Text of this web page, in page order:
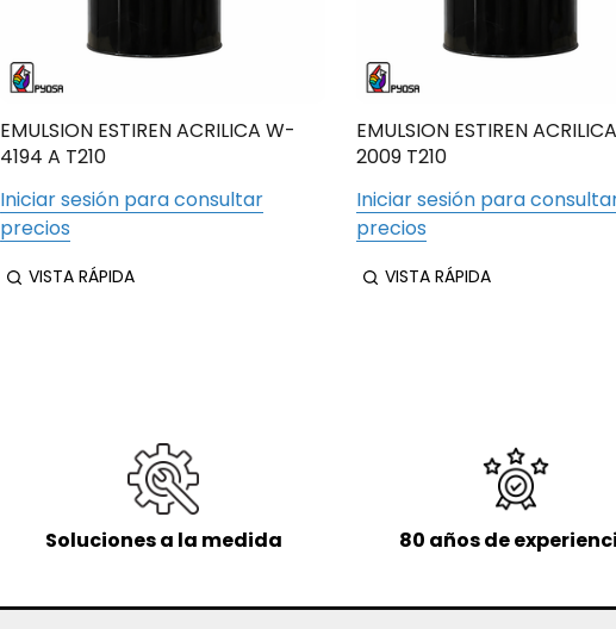
EMULSION ESTIREN ACRILICA W-
4194 A T210
Iniciar sesión para consultar
precios
VISTA RÁPIDA
EMULSION ESTIREN
2009 T210
Iniciar sesión para
precios
VISTA RÁPIDA
Soluciones a la medida 80 años de